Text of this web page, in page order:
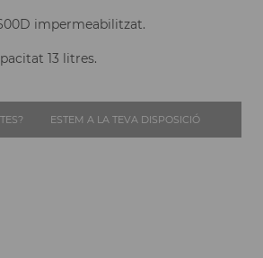
impermeabilitzat.
13 litres.
ESTEM A LA TEVA DISPOSICIÓ